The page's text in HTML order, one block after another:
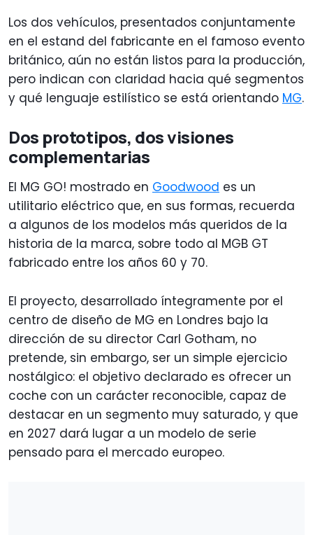
Los dos vehículos, presentados conjuntamente
en el estand del fabricante en el famoso evento
británico, aún no están listos para la producción,
pero indican con claridad hacia qué segmentos
y qué lenguaje estilístico se está orientando MG.
Dos prototipos, dos visiones
complementarias
El MG GO! mostrado en Goodwood es un
utilitario eléctrico que, en sus formas, recuerda
a algunos de los modelos más queridos de la
historia de la marca, sobre todo al MGB GT
fabricado entre los años 60 y 70.
El proyecto, desarrollado íntegramente por el
centro de diseño de MG en Londres bajo la
dirección de su director Carl Gotham, no
pretende, sin embargo, ser un simple ejercicio
nostálgico: el objetivo declarado es ofrecer un
coche con un carácter reconocible, capaz de
destacar en un segmento muy saturado, y que
en 2027 dará lugar a un modelo de serie
pensado para el mercado europeo.